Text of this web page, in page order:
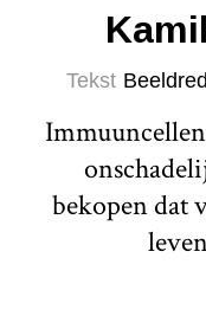
Tekst
bekopen dat